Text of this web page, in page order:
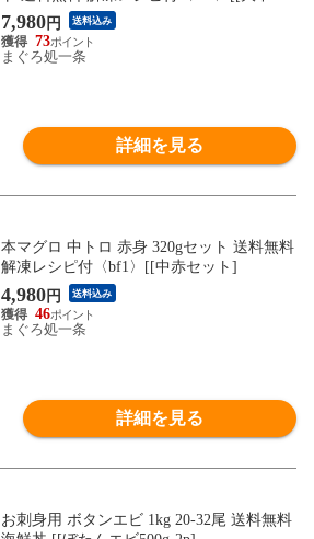
セット]
7,980円 送料込み
73
まぐろ処一条
詳細を見る
本マグロ 中トロ 赤身 320gセット 送料無料
解凍レシピ付〈bf1〉[[中赤セット]
4,980円 送料込み
46
まぐろ処一条
詳細を見る
お刺身用 ボタンエビ 1kg 20-32尾 送料無料